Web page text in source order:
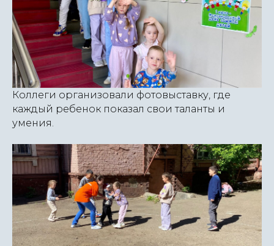
Коллеги организовали фотовыставку, где
каждый ребенок показал свои таланты и
умения.